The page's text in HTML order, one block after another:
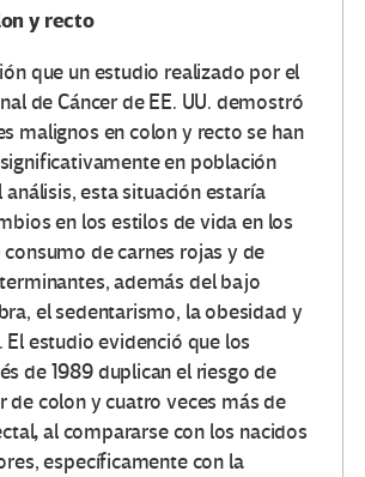
y recto
que un estudio realizado por el
de Cáncer de EE. UU. demostró
malignos en colon y recto se han
en población
análisis, esta situación estaría
en los estilos de vida en los
de carnes rojas y de
además del bajo
el sedentarismo, la obesidad y
estudio evidenció que los
de 1989 duplican el riesgo de
de colon y cuatro veces más de
,al compararse con los nacidos
específicamente con la